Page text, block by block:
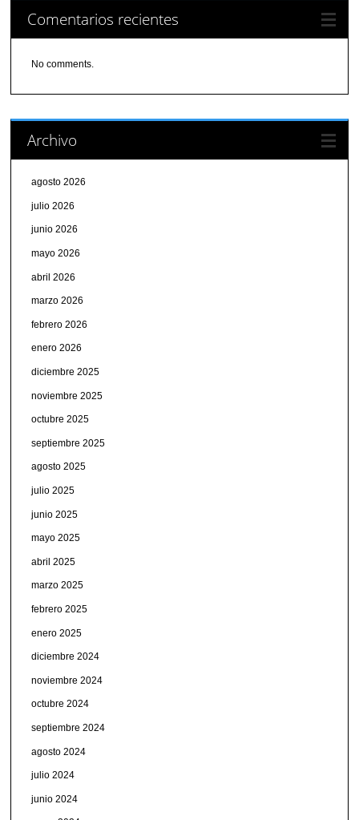
Comentarios recientes
No comments.
Archivo
agosto 2026
julio 2026
junio 2026
mayo 2026
abril 2026
marzo 2026
febrero 2026
enero 2026
diciembre 2025
noviembre 2025
octubre 2025
septiembre 2025
agosto 2025
julio 2025
junio 2025
mayo 2025
abril 2025
marzo 2025
febrero 2025
enero 2025
diciembre 2024
noviembre 2024
octubre 2024
septiembre 2024
agosto 2024
julio 2024
junio 2024